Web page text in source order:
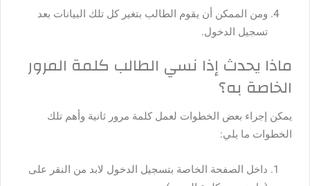
ومن الممكن أن يقوم الطالب بتغير كل تلك البيانات بعد
تسجيل الدخول.
ماذا يحدث إذا نسي الطالب كلمة المرور
الخاصة به؟
يمكن إجراء بعض الخطوات لعمل كلمة مرور ثانية وأهم تلك
الخطوات ما يلي:
داخل الصفحة الخاصة بتسجيل الدخول لابد من النقر على